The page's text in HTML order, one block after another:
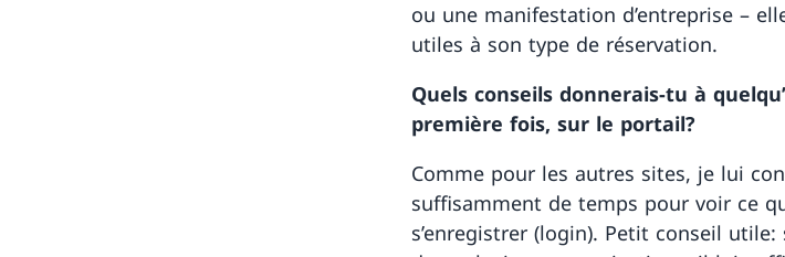
ou une manifestation d’entreprise –
utiles à son type de réservation.
Quels conseils donnerais-tu à
première fois, sur le portail?
Comme pour les autres sites, je lui
suffisamment de temps pour voir ce
s’enregistrer (login). Petit conseil